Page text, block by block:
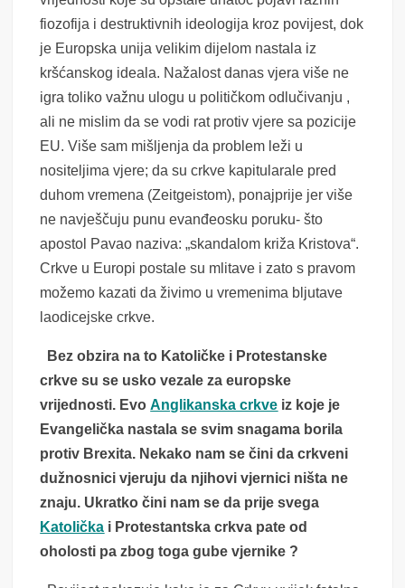
fiozofija i destruktivnih ideologija kroz povijest, dok
je Europska unija velikim dijelom nastala iz
kršćanskog ideala. Nažalost danas vjera više ne
igra toliko važnu ulogu u političkom odlučivanju ,
ali ne mislim da se vodi rat protiv vjere sa pozicije
EU. Više sam mišljenja da problem leži u
nositeljima vjere; da su crkve kapitularale pred
duhom vremena (Zeitgeistom), ponajprije jer više
ne navješčuju punu evanđeosku poruku- što
apostol Pavao naziva: „skandalom križa Kristova“.
Crkve u Europi postale su mlitave i zato s pravom
možemo kazati da živimo u vremenima bljutave
laodicejske crkve.
Bez obzira na to Katoličke i Protestanske
crkve su se usko vezale za europske
vrijednosti. EvoAnglikanska crkve iz koje je
Evangelička nastala se svim snagama borila
protiv Brexita. Nekako nam se čini da crkveni
dužnosnici vjeruju da njihovi vjernici ništa ne
znaju. Ukratko čini nam se da prije svega
Katolička i Protestantska crkva pate od
oholosti pa zbog toga gube vjernike ?